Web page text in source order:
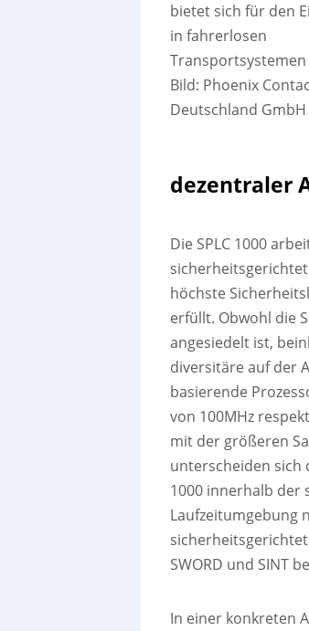
bietet sich für den
in fahrerlosen
Transportsystemen
Bild: Phoenix
Deutschland GmbH
dezentraler
Die SPLC 1000
höchste
erfüllt. Obwohl die
angesiedelt ist,
diversitäre auf der
basierende
von 100MHz
mit der größeren
unterscheiden sich
1000 innerhalb der
Laufzeitumgebung
SWORD und SINT
In einer konkreten